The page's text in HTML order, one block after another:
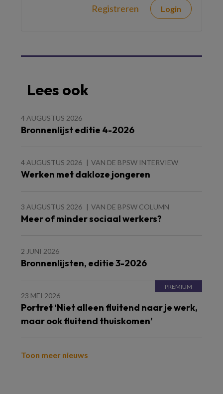
Registreren Login
Lees ook
4 AUGUSTUS 2026
Bronnenlijst editie 4-2026
4 AUGUSTUS 2026 VAN DE BPSW INTERVIEW
Werken met dakloze jongeren
3 AUGUSTUS 2026 VAN DE BPSW COLUMN
Meer of minder sociaal werkers?
2 JUNI 2026
Bronnenlijsten, editie 3-2026
23 MEI 2026
Portret ‘Niet alleen fluitend naar je werk,
maar ook fluitend thuiskomen’
Toon meer nieuws